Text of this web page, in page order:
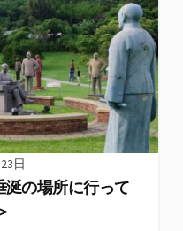
日
の場所に行って